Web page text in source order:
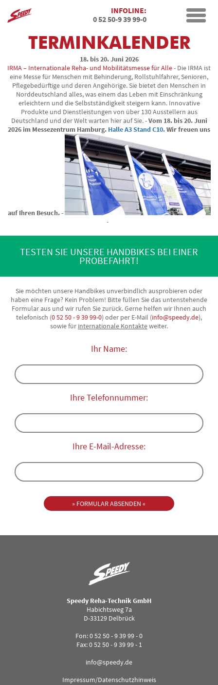
Toggle
INFOLINE:
0 52 50-9 39 99-0
TERMINKALENDER
18. bis 20. Juni 2026
IRMA – Internationale Reha- und Mobilitätsmesse für Alle
Die IRMA ist
eine Messe für Menschen mit Behinderung, Rollstuhlfahrer, Senioren,
Pflegebedürftige und deren Angehörige. Sie bietet den Menschen in
Norddeutschland alles, was einem das Leben mit Einschränkung
erleichtern und die Selbstständigkeit steigern kann. Innovative
Produkte und Dienstleistungen von über 130 Ausstellern aus
Deutschland und der Welt warten hier auf Sie. Vom 18. bis 20. Juni
2026 im Messezentrum Hamburg. Halle A3 Stand C10.Wir freuen uns
auf Ihren Besuch.
TESTEN SIE UNSERE HANDBIKES BEI EINER
PROBEFAHRT!
Sie möchten unsere Handbikes unverbindlich ausprobieren oder
haben eine Frage? Kein Problem! Bitte füllen Sie das untenstehende
Formular aus und wir rufen Sie zurück. Gerne helfen wir Ihnen auch
telefonisch (0 52 50 - 9 39 99-0) oder per E-Mail (info@speedy.de),
sowie für internationale Kontakteweiter.
Ihr Name:
Ihre Telefonnummer:
Ihre E-Mail-Adresse:
Speedy Reha-Technik GmbH
Habichtsweg 7a
D-33129 Delbrück
Fon: 0 52 50 - 9 39 99 - 0
Fax: 0 52 50 - 9 39 99 - 1
info@speedy.de
Impressum/Datenschutzhinweis